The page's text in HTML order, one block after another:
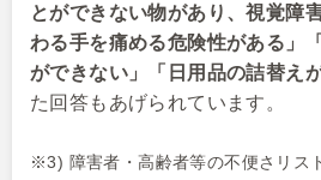
とができない物があり、視覚障
わる手を痛める危険性がある」
ができない」「日用品の詰替え
た回答もあげられています。
※3) 障害者・高齢者等の不便さリ